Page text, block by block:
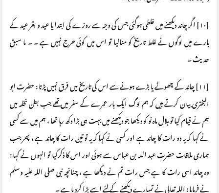
[۱۰] اگر چاند دیکھنے میں غلطی ہوگئی جس کی وجہ سے روزے کی ابتدا یا عید و بقر عید کے
بارے میں لوگوں نے غلط تاریخ کو منالیا تو اس میں کوئی حرج نہیں ہے ۔ ۔ ما سبق
حدیث ۔
[۱۱] چاند کے چھوٹے یا بڑے ہونے سے اس کی تاریخ میں فرق نہیں پڑتا : حضرت ابو
البختری بیان کرتے ہیں کہ ہم لوگ ایک بار عمرے کے سفر میں تھے جب بطن نخلہ میں
ہم نے قیام کیا تو ہلال ماہ نو کو دیکھا جو دیکھنے میں بہت ہی بڑا دکھ رہا تھا ، ہم میں سے کسی
نے کہا کہ یہ دو رات کا چاند ہے اور کسی نے کہا کہ یہ تو تین رات کا چاند ہے ، پھر جب
ہماری ملاقات حضرت عبد اللہ بن عباس سے ہوئی اور اس کا ذکرکیا تو انہوں نے کہا :
وہ چاند اسی رات کا ہے جس رات تم نے دیکھا ہے ، چنانچہ نبی صلی اللہ علیہ وسلم